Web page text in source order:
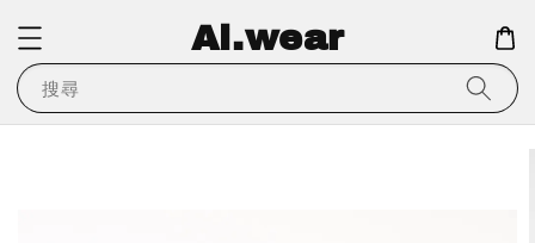
Ai.wear
搜尋